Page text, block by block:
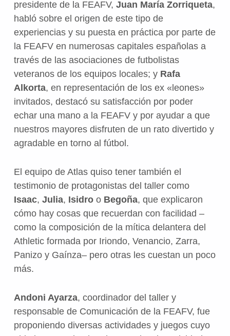
presidente de la FEAFV, Juan María Zorriqueta,
habló sobre el origen de este tipo de
experiencias y su puesta en práctica por parte de
la FEAFV en numerosas capitales españolas a
través de las asociaciones de futbolistas
veteranos de los equipos locales; y Rafa
Alkorta, en representación de los ex «leones»
invitados, destacó su satisfacción por poder
echar una mano a la FEAFV y por ayudar a que
nuestros mayores disfruten de un rato divertido y
agradable en torno al fútbol.
El equipo de Atlas quiso tener también el
testimonio de protagonistas del taller como
Isaac, Julia, Isidroo Begoña, que explicaron
cómo hay cosas que recuerdan con facilidad –
como la composición de la mítica delantera del
Athletic formada por Iriondo, Venancio, Zarra,
Panizo y Gaínza– pero otras les cuestan un poco
más.
Andoni Ayarza, coordinador del taller y
responsable de Comunicación de la FEAFV, fue
proponiendo diversas actividades y juegos cuyo